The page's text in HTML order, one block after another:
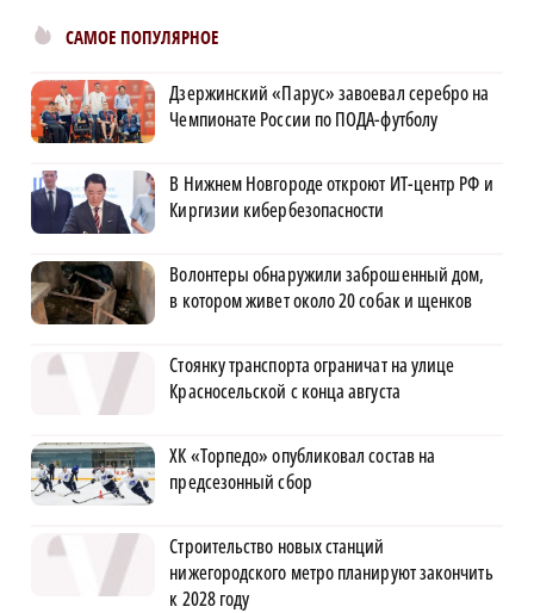
САМОЕ ПОПУЛЯРНОЕ
Дзержинский «Парус» завоевал серебро на
Чемпионате России по ПОДА-футболу
В Нижнем Новгороде откроют ИТ-центр РФ и
Киргизии кибербезопасности
Волонтеры обнаружили заброшенный дом,
в котором живет около 20 собак и щенков
Стоянку транспорта ограничат на улице
Красносельской с конца августа
ХК «Торпедо» опубликовал состав на
предсезонный сбор
Строительство новых станций
нижегородского метро планируют закончить
к 2028 году